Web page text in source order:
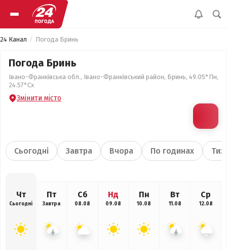
24 Канал Погода Бринь
Погода Бринь
Івано-Франківська обл., Івано-Франківський район, Бринь, 49.05°Пн,
24.57°Сх
Змінити місто
Сьогодні Завтра Вчора По годинах
Чт
Сьогодні
Пт
Завтра
Сб
08.08
Нд
09.08
Пн
10.08
Вт
11.08
Ср
12.08